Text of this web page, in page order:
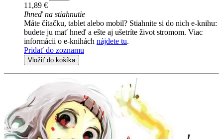
11,89 €
Ihneď na stiahnutie
Máte čítačku, tablet alebo mobil? Stiahnite si do nich e-knihu:
budete ju mať hneď a ešte aj ušetríte život stromom. Viac
informácii o e-knihách nájdete tu.
Pridať do zoznamu
Vložiť do košíka